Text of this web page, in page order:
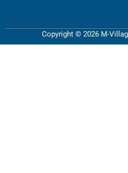
Copyright © 2026 M-